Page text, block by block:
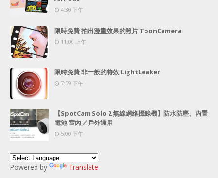
4:30 下午
限時免費 拍出漫畫效果的照片 ToonCamera
11:00 上午
限時免費 非一般的特效 LightLeaker
7:59 下午
【SpotCam Solo 2 無線網絡攝錄機】防水防塵、內置
電池 室內／戶外通用
5:00 下午
Powered by Translate